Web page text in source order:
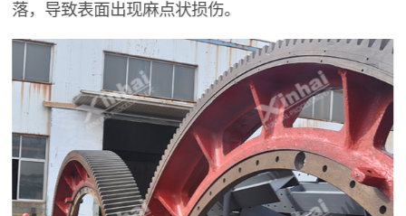
落，导致表面出现麻点状损伤。